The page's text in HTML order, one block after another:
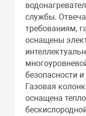
службы.
требованиям,
оснащены
безопасности
Газовая
оснащена